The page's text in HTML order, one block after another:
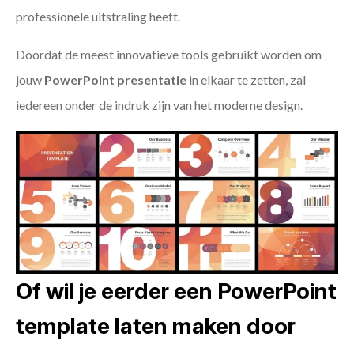
professionele uitstraling heeft.
Doordat de meest innovatieve tools gebruikt worden om
jouw PowerPoint presentatie in elkaar te zetten, zal
iedereen onder de indruk zijn van het moderne design.
Of wil je eerder een PowerPoint
template laten maken door